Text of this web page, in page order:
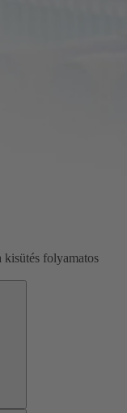
kisütés folyamatos